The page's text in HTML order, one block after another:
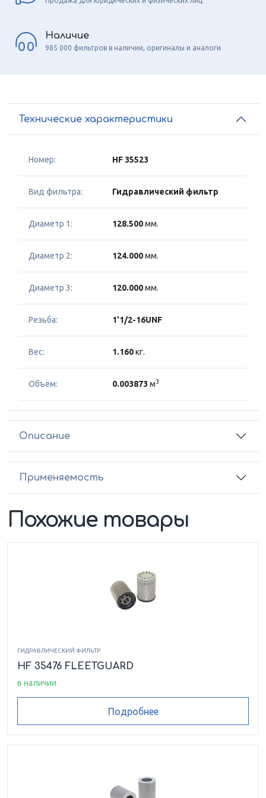
Наличие
985 000 фильтров в наличии, оригиналы и аналоги
Технические характеристики
Номер: HF 35523
Вид фильтра: Гидравлический фильтр
Диаметр 1: 128.500мм.
Диаметр 2: 124.000мм.
Диаметр 3: 120.000мм.
Резьба: 1'1/2-16UNF
Вес: 1.160кг.
Объём: 0.003873 м3
Описание
Применяемость
Похожие товары
ГИДРАВЛИЧЕСКИЙ ФИЛЬТР
HF 35476 FLEETGUARD
в наличии
Подробнее